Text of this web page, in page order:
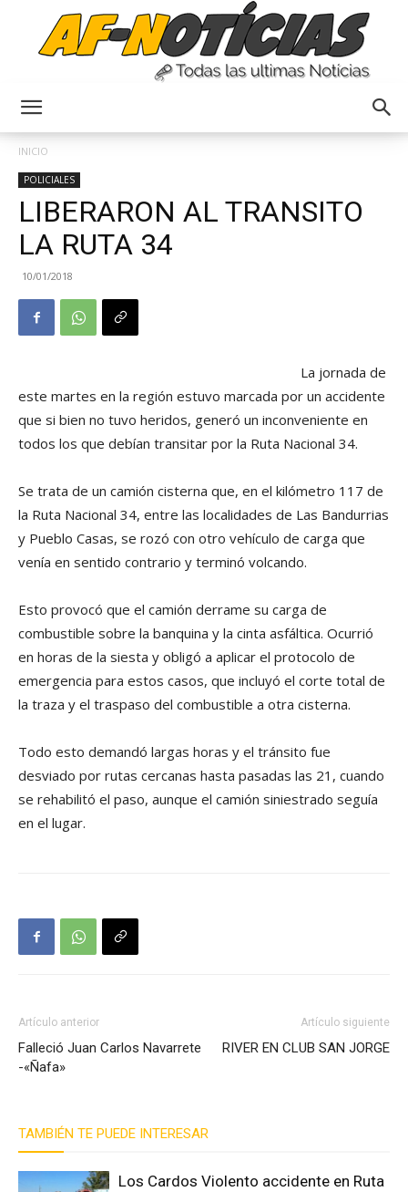
INICIO
POLICIALES
LIBERARON AL TRANSITO
LA RUTA 34
10/01/2018
La jornada de
este martes en la región estuvo marcada por un accidente
que si bien no tuvo heridos, generó un inconveniente en
todos los que debían transitar por la Ruta Nacional 34.
Se trata de un camión cisterna que, en el kilómetro 117 de
la Ruta Nacional 34, entre las localidades de Las Bandurrias
y Pueblo Casas, se rozó con otro vehículo de carga que
venía en sentido contrario y terminó volcando.
Esto provocó que el camión derrame su carga de
combustible sobre la banquina y la cinta asfáltica. Ocurrió
en horas de la siesta y obligó a aplicar el protocolo de
emergencia para estos casos, que incluyó el corte total de
la traza y el traspaso del combustible a otra cisterna.
Todo esto demandó largas horas y el tránsito fue
desviado por rutas cercanas hasta pasadas las 21, cuando
se rehabilitó el paso, aunque el camión siniestrado seguía
en el lugar.
Artículo anterior
Falleció Juan Carlos Navarrete
-«Ñafa»
Artículo siguiente
RIVER EN CLUB SAN JORGE
TAMBIÉN TE PUEDE INTERESAR
Los Cardos Violento accidente en Ruta